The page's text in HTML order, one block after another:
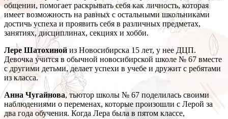
общении, помогает раскрывать себя как личность, которая
имеет возможность на равных с остальными школьниками
достичь успеха и проявить себя в различных предметах,
занятиях, дисциплинах, секциях и хобби.
Лере Шатохиной из Новосибирска 15 лет, у нее ДЦП.
Девочка учится в обычной новосибирской школе № 67 вместе
с другими детьми, делает успехи в учебе и дружит с ребятами
из класса.
Анна Чугайнова, тьютор школы № 67 поделилась своими
наблюдениями о переменах, которые произошли с Лерой за
два года обучения. Когда Лера была в пятом классе,